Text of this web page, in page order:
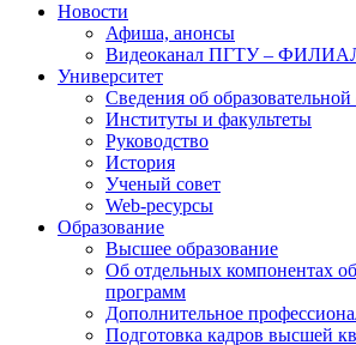
Новости
Афиша, анонсы
Видеоканал ПГТУ –
Университет
Сведения об
Институты и факультеты
Руководство
История
Ученый совет
Web-ресурсы
Образование
Высшее образование
Об отдельных компонентах
программ
Дополнительное
Подготовка кадров высшей